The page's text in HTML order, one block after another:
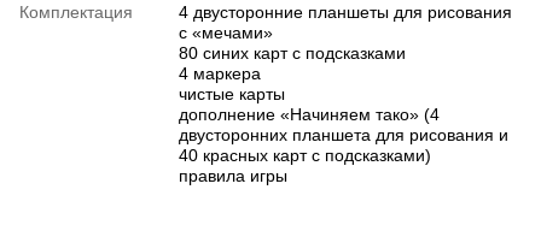
Комплектация
4 двусторонние планшеты для рисования
с «мечами»
80 синих карт с подсказками
4 маркера
чистые карты
дополнение «Начиняем тако» (4
двусторонних планшета для рисования и
40 красных карт с подсказками)
правила игры